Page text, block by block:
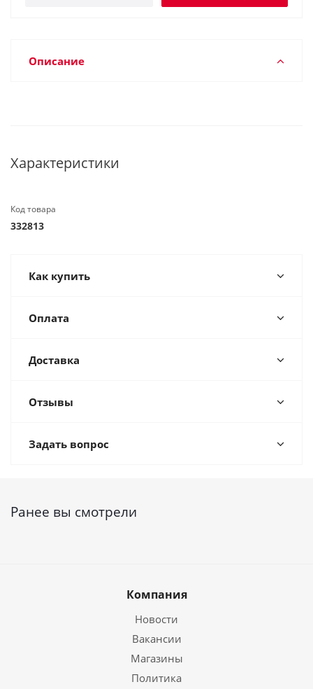
Описание
Характеристики
Код товара
332813
Как купить
Оплата
Доставка
Отзывы
Задать вопрос
Ранее вы смотрели
Компания
Новости
Вакансии
Магазины
Политика